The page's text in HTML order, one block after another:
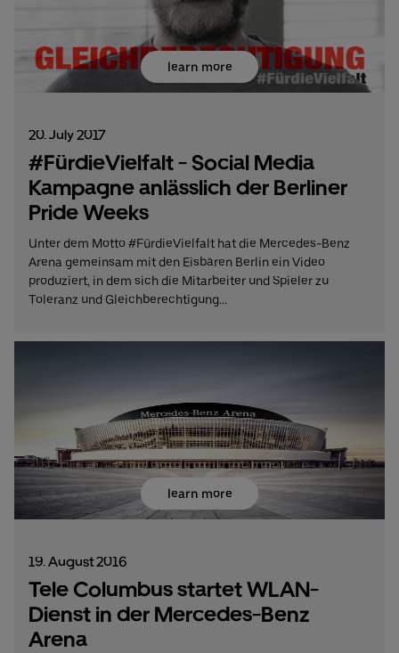
learn more
20. July 2017
#FürdieVielfalt - Social Media
Kampagne anlässlich der Berliner
Pride Weeks
Unter dem Motto #FürdieVielfalt hat die Mercedes-Benz
Arena gemeinsam mit den Eisbären Berlin ein Video
produziert, in dem sich die Mitarbeiter und Spieler zu
Toleranz und Gleichberechtigung...
learn more
19. August 2016
Tele Columbus startet WLAN-
Dienst in der Mercedes-Benz
Arena